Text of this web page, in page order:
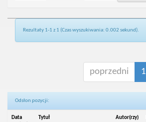
Rezultaty 1-1 z 1 (Czas wyszukiwania: 0.002 sekund).
poprzedni 1
Odsłon pozycji:
Data
Tytuł Autor(rzy)